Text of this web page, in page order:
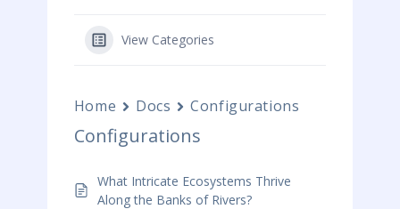
View Categories
Home Docs Configurations
Configurations
What Intricate Ecosystems Thrive
Along the Banks of Rivers?